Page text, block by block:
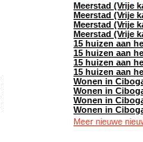
Meerstad (Vrije
Meerstad (Vrije
Meerstad (Vrije
Meerstad (Vrije
15 huizen aan
15 huizen aan
15 huizen aan
15 huizen aan
Wonen in
Wonen in
Wonen in
Wonen in
Meer nieuwe